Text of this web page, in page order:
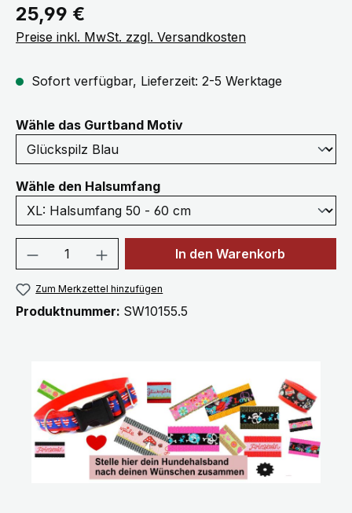
Regulärer Preis:
25,99 €
Preise inkl. MwSt. zzgl. Versandkosten
Sofort verfügbar, Lieferzeit: 2-5 Werktage
Wähle das Gurtband Motivauswählen
Wähle den Halsumfangauswählen
Produkt Anzahl: Gib denIn den Warenkorb
Zum Merkzettel hinzufügen
Produktnummer: SW10155.5